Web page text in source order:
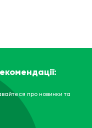
про новинки та